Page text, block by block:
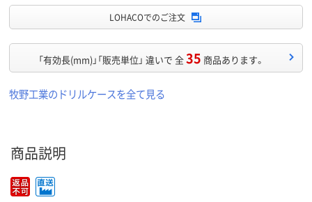
LOHACOでのご注文
「有効長(mm)」「販売単位」 違いで 全35 商品あります。
牧野工業のドリルケースを全て見る
商品説明